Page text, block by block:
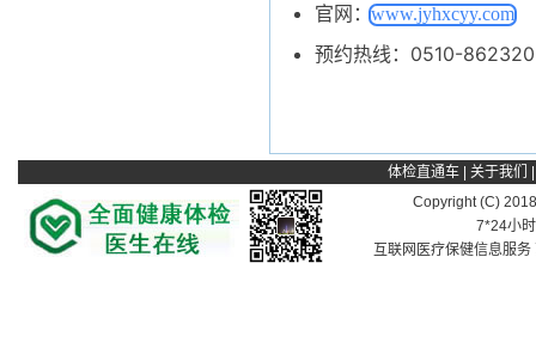
官网：www.jyhxcyy.com
预约热线：0510-
体检直通车| 关于我们
Copyright (C)
7*24小
互联网医疗保健信息服务